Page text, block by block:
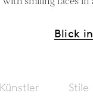
Blick
Künstler Stile